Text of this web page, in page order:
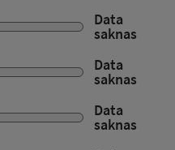
Data
saknas
Data
saknas
Data
saknas